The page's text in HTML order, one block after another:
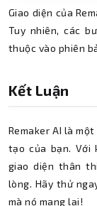
Giao diện của
Tuy nhiên, các
thuộc vào phiên
Kết Luận
Remaker AI là
tạo của bạn. Với
giao diện thân
lòng. Hãy thử
mà nó mang lại!